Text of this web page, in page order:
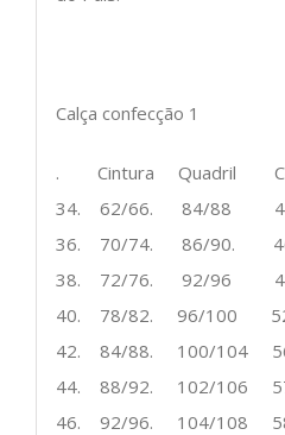
Calça confecção 1
. Cintura Quadril
34. 62/66. 84/88
36. 70/74. 86/90.
38. 72/76. 92/96
40. 78/82. 96/100
42. 84/88. 100/104
44. 88/92. 102/106
46. 92/96. 104/